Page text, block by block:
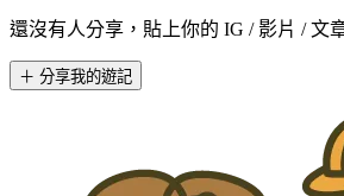
還沒有人分享，貼上你的 IG / 影片 / 文
＋ 分享我的遊記